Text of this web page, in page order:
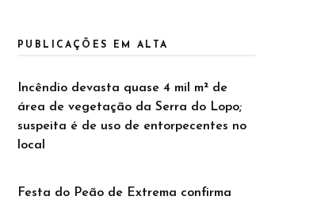
PUBLICAÇÕES EM ALTA
Incêndio devasta quase 4 mil m² de
área de vegetação da Serra do Lopo;
suspeita é de uso de entorpecentes no
local
Festa do Peão de Extrema confirma